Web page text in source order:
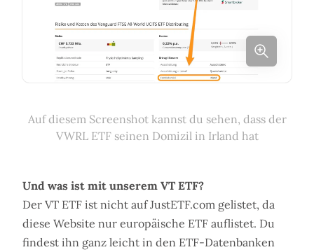
Auf diesem Screenshot kannst du sehen, dass der
VWRL ETF seinen Domizil in Irland hat
Und was ist mit unserem VT ETF?
Der VT ETF ist nicht auf JustETF.com gelistet, da
diese Website nur europäische ETF auflistet. Du
findest ihn ganz leicht in den ETF-Datenbanken